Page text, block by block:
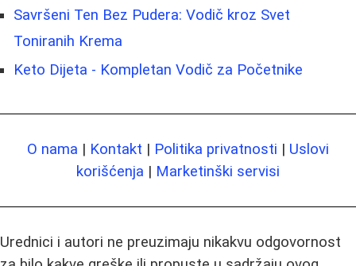
Savršeni Ten Bez Pudera: Vodič kroz Svet
Toniranih Krema
Keto Dijeta - Kompletan Vodič za Početnike
O nama | Kontakt | Politika privatnosti | Uslovi
korišćenja | Marketinški servisi
Urednici i autori ne preuzimaju nikakvu odgovornost